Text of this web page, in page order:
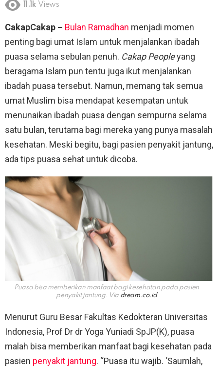
11.1k Views
CakapCakap – Bulan Ramadhan menjadi momen
penting bagi umat Islam untuk menjalankan ibadah
puasa selama sebulan penuh. Cakap Peopleyang
beragama Islam pun tentu juga ikut menjalankan
ibadah puasa tersebut. Namun, memang tak semua
umat Muslim bisa mendapat kesempatan untuk
menunaikan ibadah puasa dengan sempurna selama
satu bulan, terutama bagi mereka yang punya masalah
kesehatan. Meski begitu, bagi pasien penyakit jantung,
ada tips puasa sehat untuk dicoba.
Puasa bisa memberikan manfaat bagi kesehatan pada pasien
penyakit jantung. Via dream.co.id
Menurut Guru Besar Fakultas Kedokteran Universitas
Indonesia, Prof Dr dr Yoga Yuniadi SpJP(K), puasa
malah bisa memberikan manfaat bagi kesehatan pada
pasien penyakit jantung. “Puasa itu wajib. ‘Saumlah,